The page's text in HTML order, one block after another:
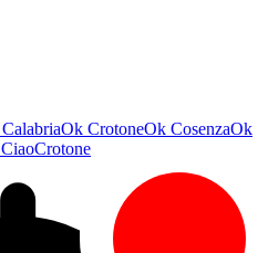
CalabriaOk CrotoneOk CosenzaOk
CiaoCrotone